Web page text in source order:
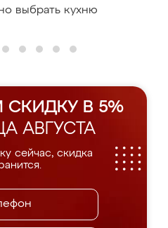
выбрать кухню
В 5%
АВГУСТА
сейчас, скидка